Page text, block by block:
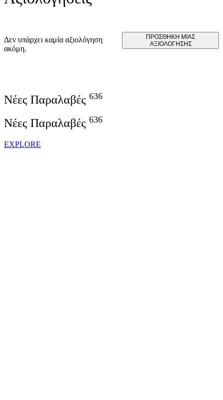
Δεν υπάρχει καμία αξιολόγηση
ακόμη.
ΠΡΟΣΘΉΚΗ ΜΊΑΣ
ΑΞΙΟΛΌΓΗΣΗΣ
Νέες Παραλαβές 636
Νέες Παραλαβές 636
EXPLORE